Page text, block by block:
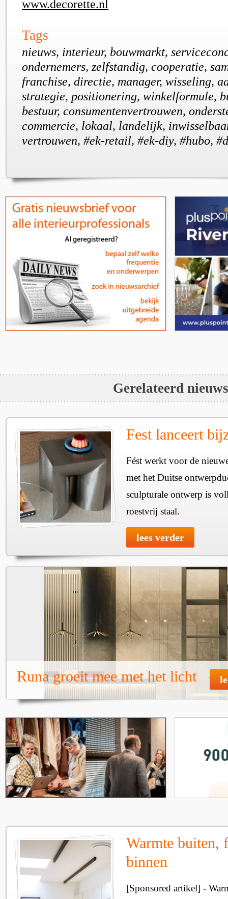
www.decorette.nl
Tags
nieuws, interieur, bouwmarkt,
ondernemers, zelfstandig, cooperatie,
franchise, directie, manager, wisseling,
strategie, positionering, winkelformule,
bestuur, consumentenvertrouwen,
commercie, lokaal, landelijk,
vertrouwen, #ek-retail, #ek-diy, #hubo,
Gerelateerd nieuws
Fest lanceert
Fést werkt voor de
met het Duitse
sculpturale ontwerp is
roestvrij staal.
lees verder
Runa groeit mee met het licht
Warmte buiten,
binnen
[Sponsored artikel] -